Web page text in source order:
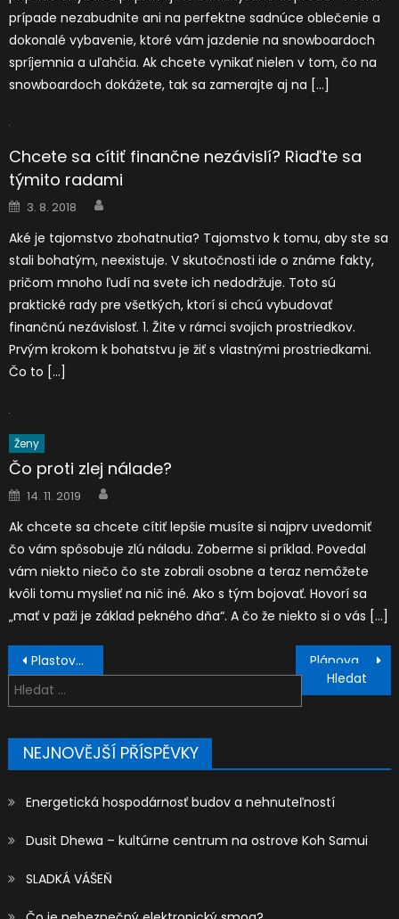
prípade nezabudnite ani na perfektne sadnúce oblečenie a
dokonalé vybavenie, ktoré vám jazdenie na snowboardoch
spríjemnia a uľahčia. Ak chcete vynikať nielen v tom, čo na
snowboardoch dokážete, tak sa zamerajte aj na […]
Chcete sa cítiť finančne nezávislí? Riaďte sa
týmito radami
Posted
on
3. 8. 2018
Aké je tajomstvo zbohatnutia? Tajomstvo k tomu, aby ste sa
stali bohatým, neexistuje. V skutočnosti ide o známe fakty,
pričom mnoho ľudí na svete ich nedodržuje. Toto sú
praktické rady pre všetkých, ktorí si chcú vybudovať
finančnú nezávislosť. 1. Žite v rámci svojich prostriedkov.
Prvým krokom k bohatstvu je žiť s vlastnými prostriedkami.
Čo to […]
Ženy
Čo proti zlej nálade?
Posted
on
14. 11. 2019
Ak chcete sa chcete cítiť lepšie musíte si najprv uvedomiť
čo vám spôsobuje zlú náladu. Zoberme si príklad. Povedal
vám niekto niečo čo ste zobrali osobne a teraz nemôžete
kvôli tomu myslieť na nič iné. Ako s tým bojovať. Hovorí sa
„mať v paži je základ pekného dňa“. A čo že niekto si o vás […]
Navigace
pro
příspěvek
Plastové produkty
Vyhledávání
NEJNOVĚJŠÍ PŘÍSPĚVKY
Energetická hospodárnosť budov a nehnuteľností
Dusit Dhewa – kultúrne centrum na ostrove Koh Samui
SLADKÁ VÁŠEŇ